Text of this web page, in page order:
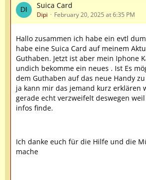
Suica Card
Dipi February 20, 2025 at 6:35 PM
Hallo zusammen ich habe ein evtl
habe eine Suica Card auf meinem
Guthaben. Jetzt ist aber mein Iphone
undich bekomme ein neues . Ist Es
dem Guthaben auf das neue Handy
ja kann mir das jemand kurz erklären
gerade echt verzweifelt deswegen
infos finde.
Ich danke euch für die Hilfe und die
mache